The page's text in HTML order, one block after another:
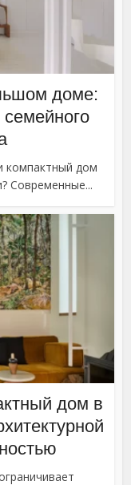
доме:
компактный дом
Современные...
дом в